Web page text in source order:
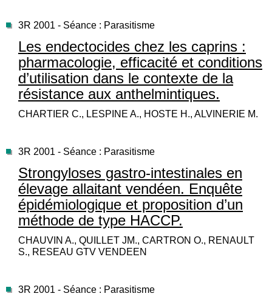
3R 2001 - Séance : Parasitisme
Les endectocides chez les caprins :
pharmacologie, efficacité et conditions
d’utilisation dans le contexte de la
résistance aux anthelmintiques.
CHARTIER C., LESPINE A., HOSTE H., ALVINERIE M.
3R 2001 - Séance : Parasitisme
Strongyloses gastro-intestinales en
élevage allaitant vendéen. Enquête
épidémiologique et proposition d’un
méthode de type HACCP.
CHAUVIN A., QUILLET JM., CARTRON O., RENAULT
S., RESEAU GTV VENDEEN
3R 2001 - Séance : Parasitisme